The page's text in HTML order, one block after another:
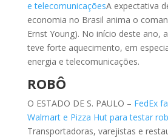
e telecomunicaçõesA expectativa
economia no Brasil anima o
Ernst Young). No início deste ano,
teve forte aquecimento, em
energia e telecomunicações.
ROBÔ
O ESTADO DE S. PAULO – FedEx
Walmart e Pizza Hut para testar
Transportadoras, varejistas e